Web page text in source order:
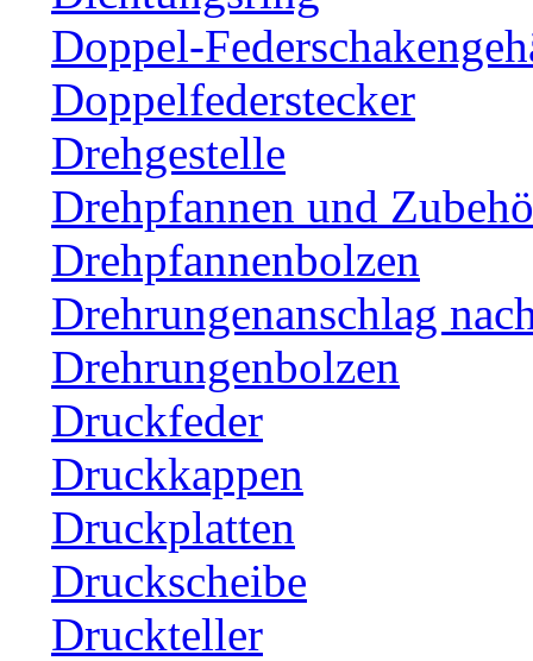
Doppel-
Doppelfederstecker
Drehgestelle
Drehpfannen und
Drehpfannenbolzen
Drehrungenanschlag
Drehrungenbolzen
Druckfeder
Druckkappen
Druckplatten
Druckscheibe
Druckteller